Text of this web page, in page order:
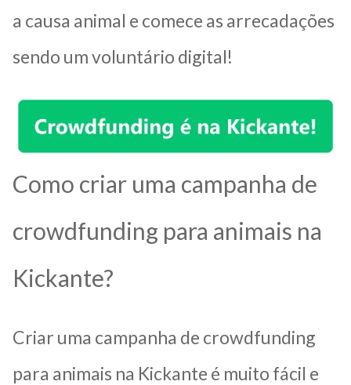
a causa animal e comece as arrecadações
sendo um voluntário digital!
Como criar uma campanha de
crowdfunding para animais na
Kickante?
Criar uma campanha de crowdfunding
para animais na Kickante é muito fácil e